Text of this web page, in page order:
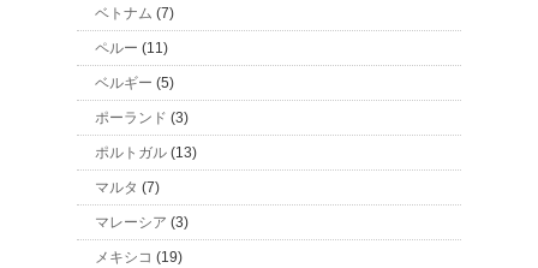
ベトナム (7)
ペルー (11)
ベルギー (5)
ポーランド (3)
ポルトガル (13)
マルタ (7)
マレーシア (3)
メキシコ (19)